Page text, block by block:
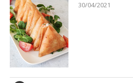
30/04/2021